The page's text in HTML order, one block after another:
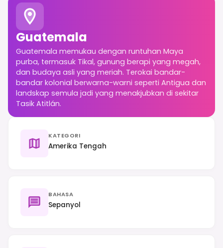
Guatemala
Guatemala memukau dengan runtuhan Maya
purba, termasuk Tikal, gunung berapi yang megah,
dan budaya asli yang meriah. Terokai bandar-
bandar kolonial berwarna-warni seperti Antigua dan
landskap semula jadi yang menakjubkan di sekitar
Tasik Atitlán.
KATEGORI
Amerika Tengah
BAHASA
Sepanyol